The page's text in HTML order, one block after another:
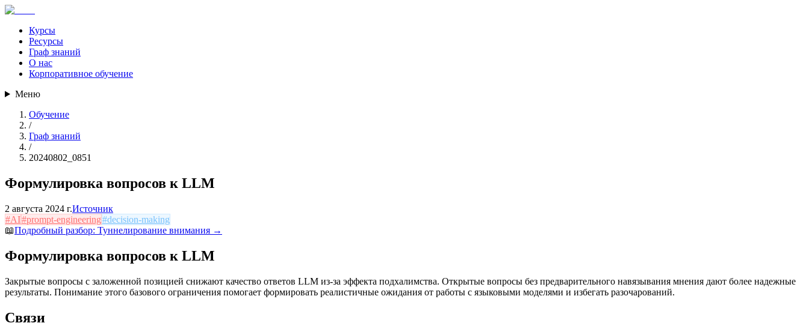
Курсы
Ресурсы
Граф знаний
О нас
Корпоративное обучение
Меню
Обучение
/
Граф знаний
/
20240802_0851
Формулировка вопросов к LLM
2 августа 2024 г.Источник
#AI#prompt-engineering#decision-making
📖Подробный разбор: Туннелирование внимания →
Формулировка вопросов к LLM
Закрытые вопросы с заложенной позицией снижают качество ответов LLM из-за эффекта подхалимства. Открытые вопросы без предварительного навязывания мнения дают более надежные
результаты. Понимание этого базового ограничения помогает формировать реалистичные ожидания от работы с языковыми моделями и избегать разочарований.
Связи